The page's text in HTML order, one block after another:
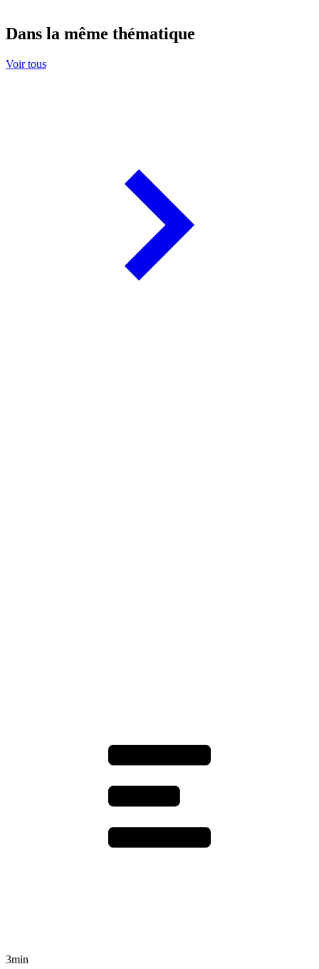
Dans la même thématique
Voir tous
3min